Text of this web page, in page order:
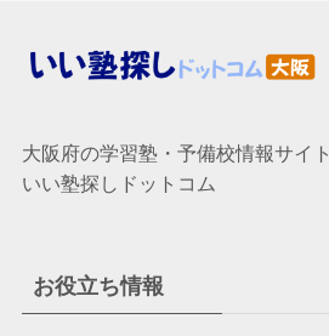
大阪府の学習塾・予備校情報サイト
いい塾探しドットコム
お役立ち情報